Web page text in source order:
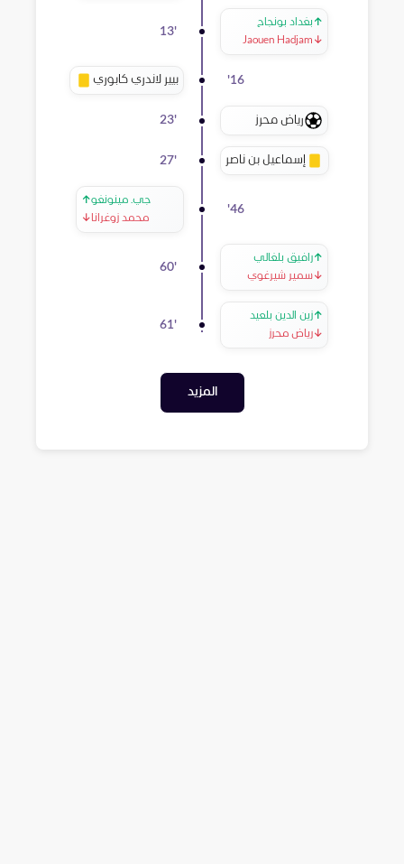
↑ بغداد بونجاح
↓
Jaouen Hadjam
13'
16
' بيير لاندري كابوري
رياض محرز 23'
إسماعيل بن ناصر 27'
46
'
↑جي. مينونغو
↓ محمد زوغرانا
↑رافيق بلغالي
↓سمير شيرغوي
60'
↑زين الدين بلعيد
↓رياض محرز
61'
المزيد